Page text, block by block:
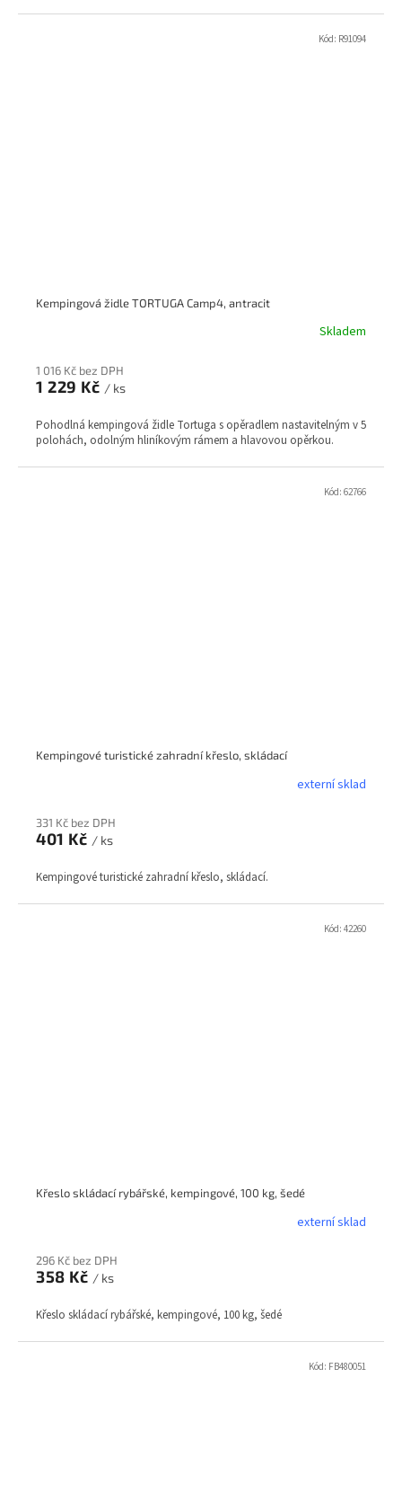
Kempingová židle TORTUGA Camp4, antracit
Skladem
1 016 Kč bez DPH
1 229 Kč / ks
Pohodlná kempingová židle Tortuga s opěradlem nastavitelným v 5
polohách, odolným hliníkovým rámem a hlavovou opěrkou.
Kód: R91094
Kempingové turistické zahradní křeslo, skládací
externí sklad
331 Kč bez DPH
401 Kč / ks
Kempingové turistické zahradní křeslo, skládací.
Kód: 62766
Křeslo skládací rybářské, kempingové, 100 kg, šedé
externí sklad
296 Kč bez DPH
358 Kč / ks
Křeslo skládací rybářské, kempingové, 100 kg, šedé
Kód: 42260
Kód: FB480051